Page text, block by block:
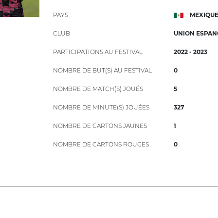
PAYS MEXIQUE
CLUB UNION
PARTICIPATIONS AU FESTIVAL 2022 - 2023
NOMBRE DE BUT(S) AU FESTIVAL 0
NOMBRE DE MATCH(S) JOUÉS 5
NOMBRE DE MINUTE(S) JOUÉES 327
NOMBRE DE CARTONS JAUNES 1
NOMBRE DE CARTONS ROUGES 0